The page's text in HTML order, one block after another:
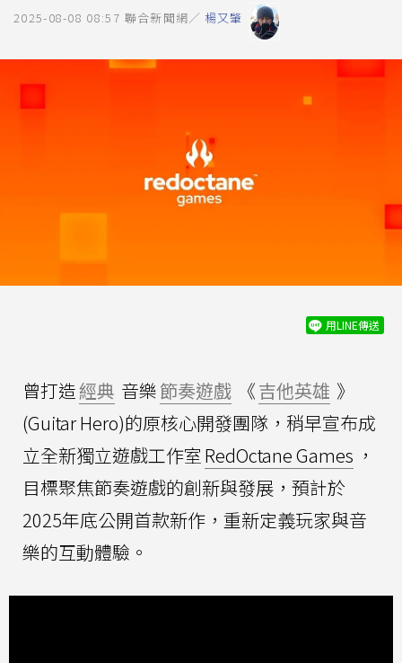
2025-08-08 08:57 聯合新聞網／ 楊又肇
用LINE傳送
曾打造經典 音樂節奏遊戲 《吉他英雄 》
(Guitar Hero)的原核心開發團隊，稍早宣布成
立全新獨立遊戲工作室 RedOctane Games ，
目標聚焦節奏遊戲的創新與發展，預計於
2025年底公開首款新作，重新定義玩家與音
樂的互動體驗。